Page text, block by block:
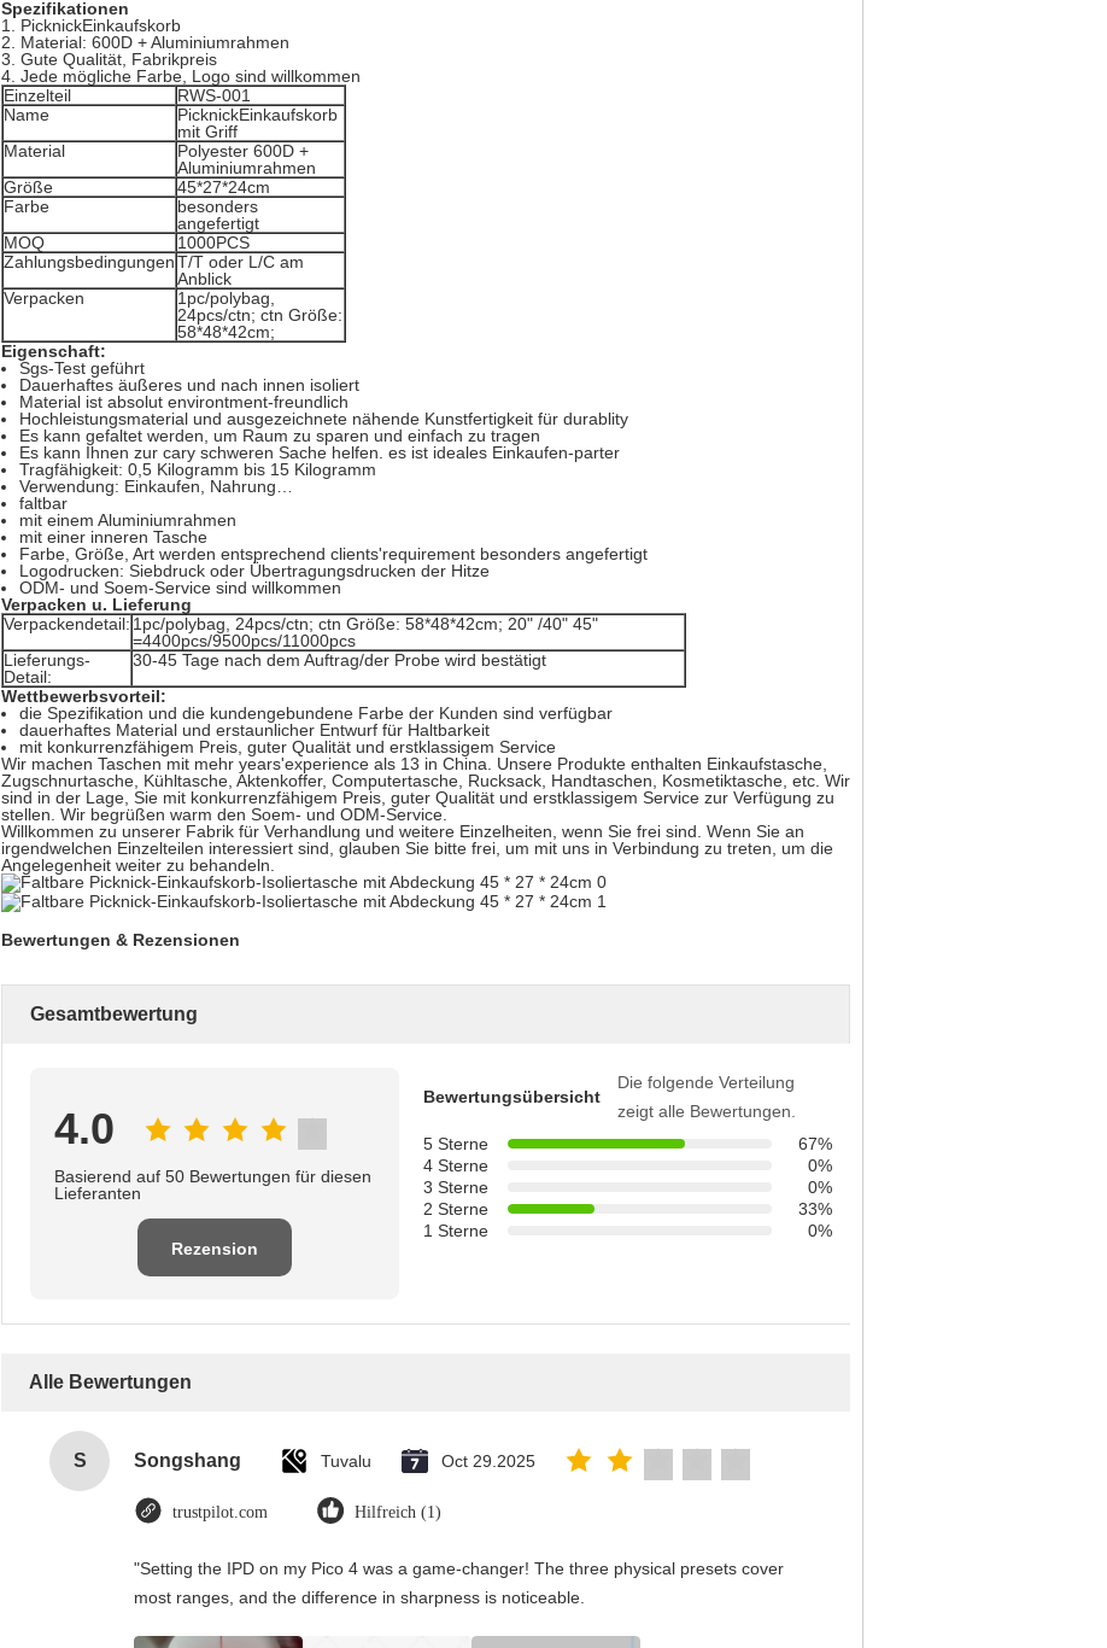
Spezifikationen
1. PicknickEinkaufskorb
2. Material: 600D + Aluminiumrahmen
3. Gute Qualität, Fabrikpreis
4. Jede mögliche Farbe, Logo sind willkommen
Einzelteil
RWS-001
Name
PicknickEinkaufskorb
mit Griff
Material
Polyester 600D +
Aluminiumrahmen
Größe
45*27*24cm
Farbe
besonders
angefertigt
MOQ
1000PCS
ZahlungsbedingungenT/T oder L/C am
Anblick
Verpacken
1pc/polybag,
24pcs/ctn; ctn Größe:
58*48*42cm;
Eigenschaft:
Sgs-Test geführt
Dauerhaftes äußeres und nach innen isoliert
Material ist absolut environtment-freundlich
Hochleistungsmaterial und ausgezeichnete nähende Kunstfertigkeit für durablity
Es kann gefaltet werden, um Raum zu sparen und einfach zu tragen
Es kann Ihnen zur cary schweren Sache helfen. es ist ideales Einkaufen-parter
Tragfähigkeit: 0,5 Kilogramm bis 15 Kilogramm
Verwendung: Einkaufen, Nahrung…
faltbar
mit einem Aluminiumrahmen
mit einer inneren Tasche
Farbe, Größe, Art werden entsprechend clients'requirement besonders angefertigt
Logodrucken: Siebdruck oder Übertragungsdrucken der Hitze
ODM- und Soem-Service sind willkommen
Verpacken u. Lieferung
Verpackendetail: 1pc/polybag, 24pcs/ctn; ctn Größe: 58*48*42cm; 20" /40" 45"
=4400pcs/9500pcs/11000pcs
Lieferungs-
Detail:
30-45 Tage nach dem Auftrag/der Probe wird bestätigt
Wettbewerbsvorteil:
die Spezifikation und die kundengebundene Farbe der Kunden sind verfügbar
dauerhaftes Material und erstaunlicher Entwurf für Haltbarkeit
mit konkurrenzfähigem Preis, guter Qualität und erstklassigem Service
Wir machen Taschen mit mehr years'experience als 13 in China. Unsere Produkte enthalten Einkaufstasche,
Zugschnurtasche, Kühltasche, Aktenkoffer, Computertasche, Rucksack, Handtaschen, Kosmetiktasche, etc. Wir
sind in der Lage, Sie mit konkurrenzfähigem Preis, guter Qualität und erstklassigem Service zur Verfügung zu
stellen. Wir begrüßen warm den Soem- und ODM-Service.
Willkommen zu unserer Fabrik für Verhandlung und weitere Einzelheiten, wenn Sie frei sind. Wenn Sie an
irgendwelchen Einzelteilen interessiert sind, glauben Sie bitte frei, um mit uns in Verbindung zu treten, um die
Angelegenheit weiter zu behandeln.
Bewertungen & Rezensionen
Gesamtbewertung
4.0
Basierend auf 50 Bewertungen für diesen
Lieferanten
Rezension
Bewertungsübersicht
Die folgende Verteilung
zeigt alle Bewertungen.
5 Sterne
67%
4 Sterne
0%
3 Sterne
0%
2 Sterne
33%
1 Sterne
0%
Alle Bewertungen
S Songshang Tuvalu Oct 29.2025
trustpilot.com Hilfreich (1)
"Setting the IPD on my Pico 4 was a game-changer! The three physical presets cover
most ranges, and the difference in sharpness is noticeable.